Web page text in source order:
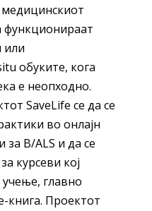
функционираат
или
обуките, кога
е неопходно.
SaveLife се да се
во онлајн
B/ALS и да се
курсеви кој
учење, главно
книга. Проектот